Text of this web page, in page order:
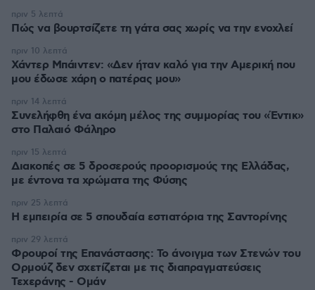
Πώς να βουρτσίζετε τη γάτα σας χωρίς να την ενοχλεί
πριν 5 λεπτά
Χάντερ Μπάιντεν: «Δεν ήταν καλό για την Αμερική που
μου έδωσε χάρη ο πατέρας μου»
πριν 10 λεπτά
Συνελήφθη ένα ακόμη μέλος της συμμορίας του «Έντικ»
στο Παλαιό Φάληρο
πριν 14 λεπτά
Διακοπές σε 5 δροσερούς προορισμούς της Ελλάδας,
με έντονα τα χρώματα της Φύσης
πριν 15 λεπτά
Η εμπειρία σε 5 σπουδαία εστιατόρια της Σαντορίνης
πριν 25 λεπτά
Φρουροί της Επανάστασης: Το άνοιγμα των Στενών του
Ορμούζ δεν σχετίζεται με τις διαπραγματεύσεις
Τεχεράνης - Ομάν
πριν 29 λεπτά